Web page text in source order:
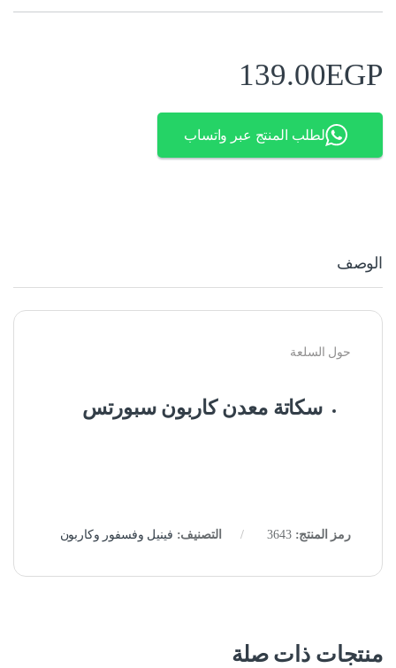
139.00EGP
لطلب المنتج عبر واتساب
الوصف
حول السلعة
سكاتة معدن كاربون سبورتس
رمز المنتج:3643 التصنيف: فينيل وفسفور وكاربون
منتجات ذات صلة